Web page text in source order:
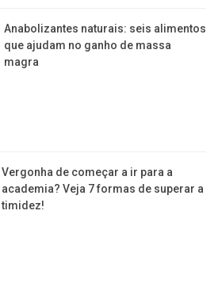
Anabolizantes naturais: seis alimentos
que ajudam no ganho de massa
magra
Vergonha de começar a ir para a
academia? Veja 7 formas de superar a
timidez!